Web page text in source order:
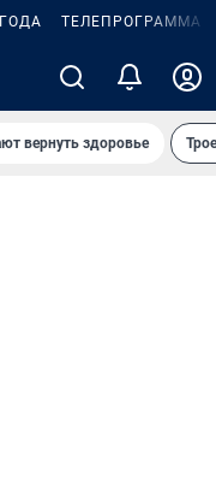
ТЕЛЕПРОГРАММА
вернуть здоровье